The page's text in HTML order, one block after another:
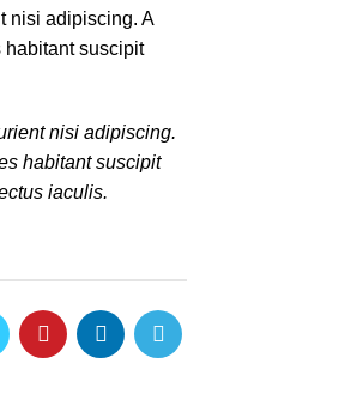
nisi adipiscing. A
habitant suscipit
nisi adipiscing.
habitant suscipit
iaculis.